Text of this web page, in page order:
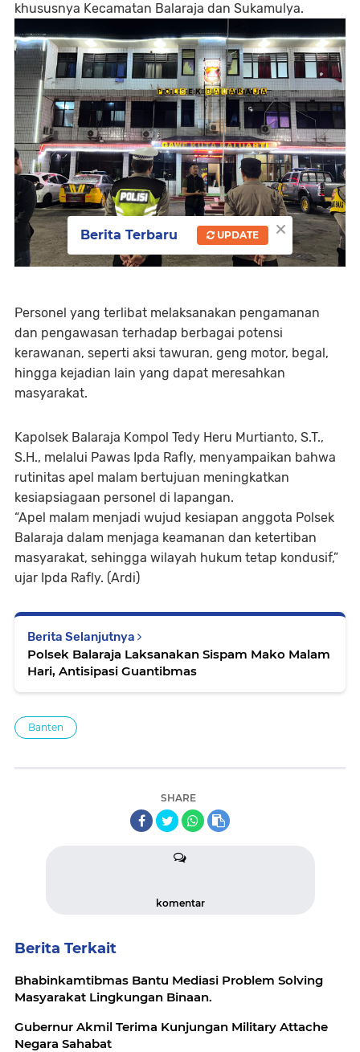
khususnya Kecamatan Balaraja dan Sukamulya.
Personel yang terlibat melaksanakan pengamanan
dan pengawasan terhadap berbagai potensi
kerawanan, seperti aksi tawuran, geng motor, begal,
hingga kejadian lain yang dapat meresahkan
masyarakat.
Kapolsek Balaraja Kompol Tedy Heru Murtianto, S.T.,
S.H., melalui Pawas Ipda Rafly, menyampaikan bahwa
rutinitas apel malam bertujuan meningkatkan
kesiapsiagaan personel di lapangan.
“Apel malam menjadi wujud kesiapan anggota Polsek
Balaraja dalam menjaga keamanan dan ketertiban
masyarakat, sehingga wilayah hukum tetap kondusif,”
ujar Ipda Rafly. (Ardi)
Berita Selanjutnya
Polsek Balaraja Laksanakan Sispam Mako Malam
Hari, Antisipasi Guantibmas
Banten
SHARE
komentar
Berita Terkait
Bhabinkamtibmas Bantu Mediasi Problem Solving
Masyarakat Lingkungan Binaan.
Gubernur Akmil Terima Kunjungan Military Attache
Negara Sahabat
×
Berita Terbaru UPDATE